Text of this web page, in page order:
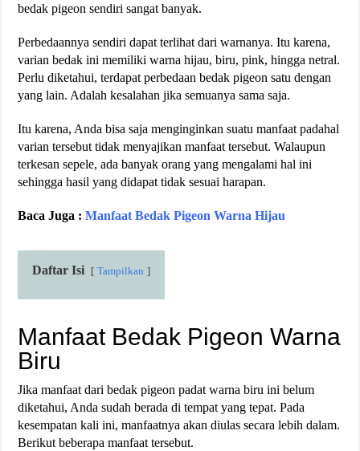
bedak pigeon sendiri sangat banyak.
Perbedaannya sendiri dapat terlihat dari warnanya. Itu karena,
varian bedak ini memiliki warna hijau, biru, pink, hingga netral.
Perlu diketahui, terdapat perbedaan bedak pigeon satu dengan
yang lain. Adalah kesalahan jika semuanya sama saja.
Itu karena, Anda bisa saja menginginkan suatu manfaat padahal
varian tersebut tidak menyajikan manfaat tersebut. Walaupun
terkesan sepele, ada banyak orang yang mengalami hal ini
sehingga hasil yang didapat tidak sesuai harapan.
Baca Juga :Manfaat Bedak Pigeon Warna Hijau
Daftar Isi Tampilkan
Manfaat Bedak Pigeon Warna
Biru
Jika manfaat dari bedak pigeon padat warna biru ini belum
diketahui, Anda sudah berada di tempat yang tepat. Pada
kesempatan kali ini, manfaatnya akan diulas secara lebih dalam.
Berikut beberapa manfaat tersebut.